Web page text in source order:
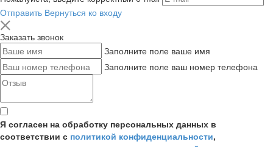
Отправить Вернуться ко входу
Заказать звонок
Заполните поле ваше имя
Заполните поле ваш номер телефона
Я согласен на обработку персональных данных в
соответствии с политикой конфиденциальности,